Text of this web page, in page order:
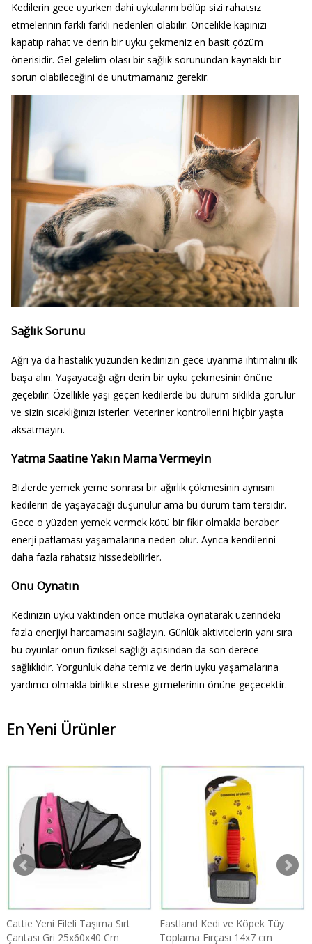
Kedilerin gece uyurken dahi uykularını bölüp sizi rahatsız
etmelerinin farklı farklı nedenleri olabilir. Öncelikle kapınızı
kapatıp rahat ve derin bir uyku çekmeniz en basit çözüm
önerisidir. Gel gelelim olası bir sağlık sorunundan kaynaklı bir
sorun olabileceğini de unutmamanız gerekir.
Sağlık Sorunu
Ağrı ya da hastalık yüzünden kedinizin gece uyanma ihtimalini ilk
başa alın. Yaşayacağı ağrı derin bir uyku çekmesinin önüne
geçebilir. Özellikle yaşı geçen kedilerde bu durum sıklıkla görülür
ve sizin sıcaklığınızı isterler. Veteriner kontrollerini hiçbir yaşta
aksatmayın.
Yatma Saatine Yakın Mama Vermeyin
Bizlerde yemek yeme sonrası bir ağırlık çökmesinin aynısını
kedilerin de yaşayacağı düşünülür ama bu durum tam tersidir.
Gece o yüzden yemek vermek kötü bir fikir olmakla beraber
enerji patlaması yaşamalarına neden olur. Ayrıca kendilerini
daha fazla rahatsız hissedebilirler.
Onu Oynatın
Kedinizin uyku vaktinden önce mutlaka oynatarak üzerindeki
fazla enerjiyi harcamasını sağlayın. Günlük aktivitelerin yanı sıra
bu oyunlar onun fiziksel sağlığı açısından da son derece
sağlıklıdır. Yorgunluk daha temiz ve derin uyku yaşamalarına
yardımcı olmakla birlikte strese girmelerinin önüne geçecektir.
En Yeni Ürünler
Cattie Yeni Fileli Taşıma Sırt
Çantası Gri 25x60x40 Cm
Eastland Kedi ve Köpek Tüy
Toplama Fırçası 14x7 cm